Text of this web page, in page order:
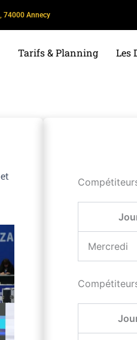
74000 Annecy
Tarifs & Planning Les
Mercredi